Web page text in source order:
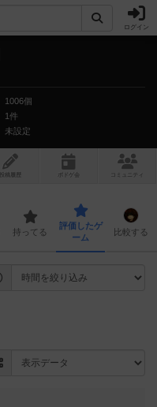
ログイン
1006個
1件
未設定
投稿履歴 ボ ドゲ コミュニティ
持ってる
評価したゲ
ーム
比較する